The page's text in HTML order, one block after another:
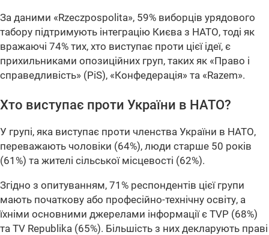
За даними «Rzeczpospolita», 59% виборців урядового
табору підтримують інтеграцію Києва з НАТО, тоді як
вражаючі 74% тих, хто виступає проти цієї ідеї, є
прихильниками опозиційних груп, таких як «Право і
справедливість» (PiS), «Конфедерація» та «Razem».
Хто виступає проти України в НАТО?
У групі, яка виступає проти членства України в НАТО,
переважають чоловіки (64%), люди старше 50 років
(61%) та жителі сільської місцевості (62%).
Згідно з опитуванням, 71% респондентів цієї групи
мають початкову або професійно-технічну освіту, а
їхніми основними джерелами інформації є TVP (68%)
та TV Republika (65%). Більшість з них декларують праві